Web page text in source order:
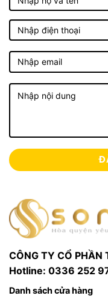
nắng trực tiếp
Đặt chai nằm
trọn hương vị
Tại sao nên
xứ rõ ràng.
Phù hợp làm
trợ thiết kế, in
thương hiệu.
Giao hàng toàn
đúng hẹn.
CÔNG TY CỔ PHẦN
Hotline: 0336 252
Danh sách cửa hàng